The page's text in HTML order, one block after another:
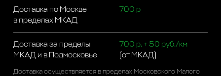
Доставка по Москве
в пределах МКАД
700 р
Доставка за пределы
МКАД и в Подмосковье
700 р. + 50 руб./км
(от МКАД)
Доставка осуществляется в пределах Московского Малого